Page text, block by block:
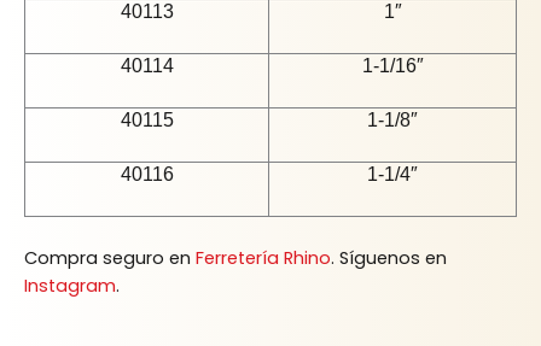
40113 1″
40114 1-1/16″
40115 1-1/8″
40116 1-1/4″
Compra seguro en Ferretería Rhino. Síguenos en
Instagram.